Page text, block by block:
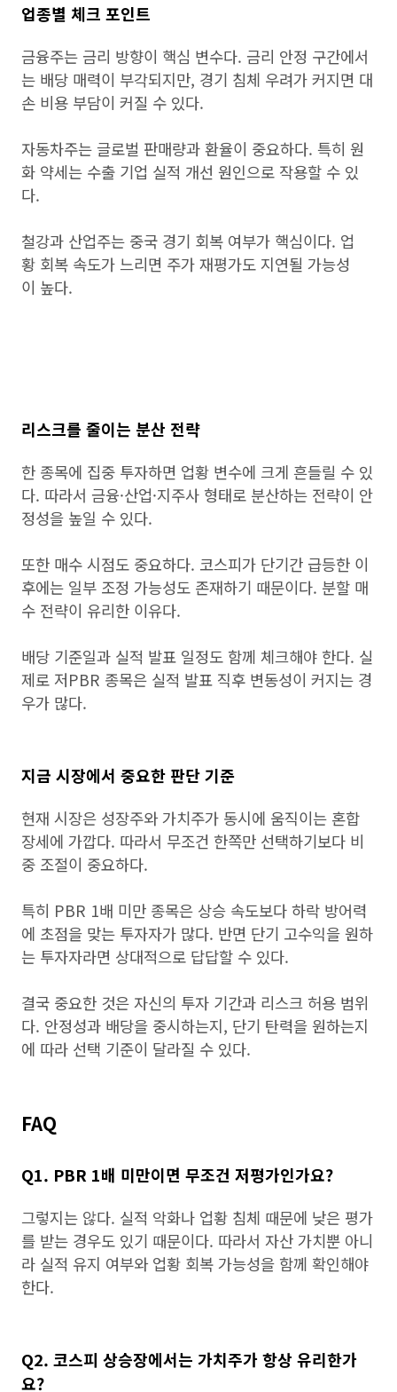
업종별 체크 포인트
금융주는 금리 방향이 핵심 변수다. 금리 안정 구간에서
는 배당 매력이 부각되지만, 경기 침체 우려가 커지면 대
손 비용 부담이 커질 수 있다.
자동차주는 글로벌 판매량과 환율이 중요하다. 특히 원
화 약세는 수출 기업 실적 개선 원인으로 작용할 수 있
다.
철강과 산업주는 중국 경기 회복 여부가 핵심이다. 업
황 회복 속도가 느리면 주가 재평가도 지연될 가능성
이 높다.
리스크를 줄이는 분산 전략
한 종목에 집중 투자하면 업황 변수에 크게 흔들릴 수 있
다. 따라서 금융·산업·지주사 형태로 분산하는 전략이 안
정성을 높일 수 있다.
또한 매수 시점도 중요하다. 코스피가 단기간 급등한 이
후에는 일부 조정 가능성도 존재하기 때문이다. 분할 매
수 전략이 유리한 이유다.
배당 기준일과 실적 발표 일정도 함께 체크해야 한다. 실
제로 저PBR 종목은 실적 발표 직후 변동성이 커지는 경
우가 많다.
지금 시장에서 중요한 판단 기준
현재 시장은 성장주와 가치주가 동시에 움직이는 혼합
장세에 가깝다. 따라서 무조건 한쪽만 선택하기보다 비
중 조절이 중요하다.
특히 PBR 1배 미만 종목은 상승 속도보다 하락 방어력
에 초점을 맞는 투자자가 많다. 반면 단기 고수익을 원하
는 투자자라면 상대적으로 답답할 수 있다.
결국 중요한 것은 자신의 투자 기간과 리스크 허용 범위
다. 안정성과 배당을 중시하는지, 단기 탄력을 원하는지
에 따라 선택 기준이 달라질 수 있다.
FAQ
Q1. PBR 1배 미만이면 무조건 저평가인가요?
그렇지는 않다. 실적 악화나 업황 침체 때문에 낮은 평가
를 받는 경우도 있기 때문이다. 따라서 자산 가치뿐 아니
라 실적 유지 여부와 업황 회복 가능성을 함께 확인해야
한다.
Q2. 코스피 상승장에서는 가치주가 항상 유리한가
요?